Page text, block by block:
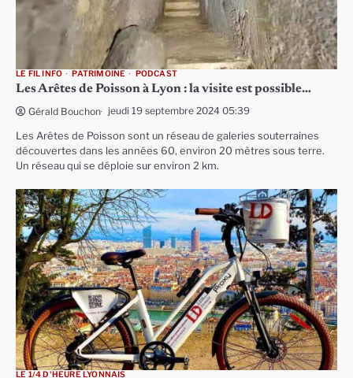
LE FIL INFO PATRIMOINE PODCAST
Les Arêtes de Poisson à Lyon : la visite est possible…
Gérald Bouchon jeudi 19 septembre 2024 05:39
Les Arêtes de Poisson sont un réseau de galeries souterraines
découvertes dans les années 60, environ 20 mètres sous terre.
Un réseau qui se déploie sur environ 2 km.
LE 1/4 D'HEURE LYONNAIS